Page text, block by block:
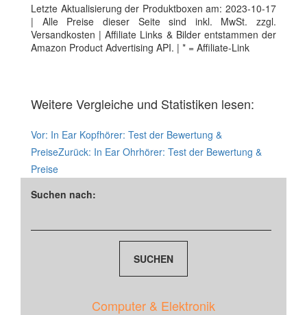
Letzte Aktualisierung der Produktboxen am: 2023-10-17
| Alle Preise dieser Seite sind inkl. MwSt. zzgl.
Versandkosten | Affiliate Links & Bilder entstammen der
Amazon Product Advertising API. | * = Affiliate-Link
Weitere Vergleiche und Statistiken lesen:
Vor: In Ear Kopfhörer: Test der Bewertung &
PreiseZurück: In Ear Ohrhörer: Test der Bewertung &
Preise
Suchen nach:
Computer & Elektronik